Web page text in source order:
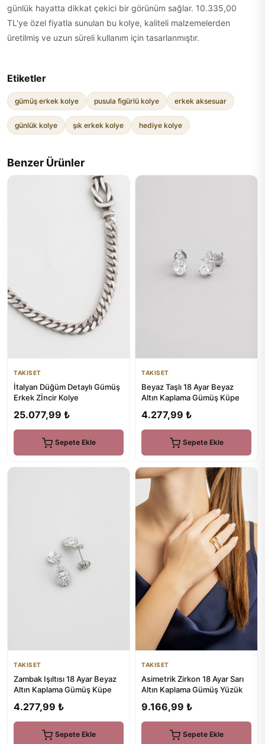
günlük hayatta dikkat çekici bir görünüm sağlar. 10.335,00
TL'ye özel fiyatla sunulan bu kolye, kaliteli malzemelerden
üretilmiş ve uzun süreli kullanım için tasarlanmıştır.
Etiketler
gümüş erkek kolye pusula figürlü kolye erkek aksesuar
günlük kolye şık erkek kolye hediye kolye
Benzer Ürünler
TAKISET
İtalyan Düğüm Detaylı Gümüş
Erkek Zİncir Kolye
25.077,99 ₺
Sepete Ekle
TAKISET
Beyaz Taşlı 18 Ayar Beyaz
Altın Kaplama Gümüş Küpe
4.277,99 ₺
Sepete Ekle
TAKISET
Zambak Işıltısı 18 Ayar Beyaz
Altın Kaplama Gümüş Küpe
4.277,99 ₺
Sepete Ekle
TAKISET
Asimetrik Zirkon 18 Ayar Sarı
Altın Kaplama Gümüş Yüzük
9.166,99 ₺
Sepete Ekle